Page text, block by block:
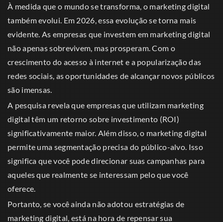
À medida que o mundo se transforma, o marketing digital
também evolui. Em 2026, essa evolução se torna mais
evidente. As empresas que investem em marketing digital
não apenas sobrevivem, mas prosperam. Com o
crescimento do acesso à internet e a popularização das
redes sociais, as oportunidades de alcançar novos públicos
são imensas.
A pesquisa revela que empresas que utilizam marketing
digital têm um retorno sobre investimento (ROI)
significativamente maior. Além disso, o marketing digital
permite uma segmentação precisa do público-alvo. Isso
significa que você pode direcionar suas campanhas para
aqueles que realmente se interessam pelo que você
oferece.
Portanto, se você ainda não adotou estratégias de
marketing digital, está na hora de repensar sua